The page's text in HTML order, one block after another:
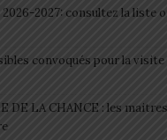
2027: consultez la liste
convoqués pour la visite
DE LA CHANCE : les